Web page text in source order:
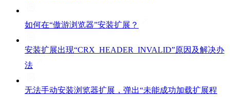
如何在“傲游浏览器”安装扩展？
安装扩展出现“CRX_HEADER_INVALID”原因及解决办
法
无法手动安装浏览器扩展，弹出“未能成功加载扩展程